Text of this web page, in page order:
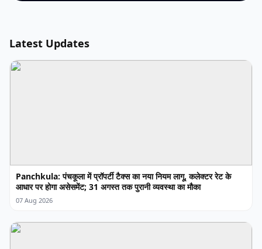
Latest Updates
Panchkula: पंचकूला में प्रॉपर्टी टैक्स का नया नियम लागू, कलेक्टर रेट के
आधार पर होगा असेसमेंट; 31 अगस्त तक पुरानी व्यवस्था का मौका
07 Aug 2026